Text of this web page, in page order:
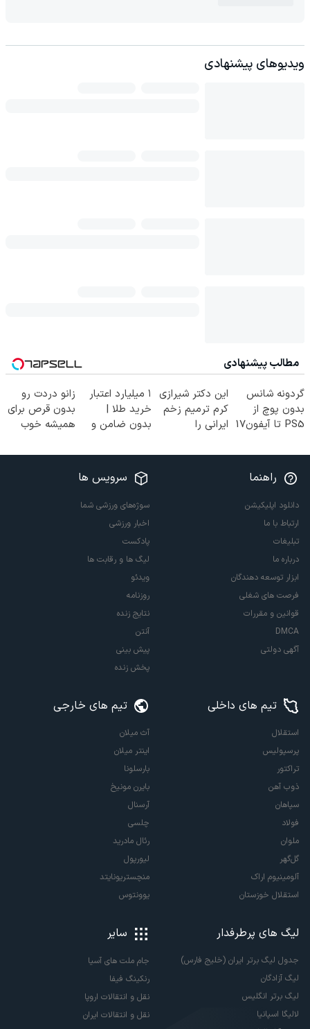
ویدیوهای پیشنهادی
مطالب پیشنهادی
گردونه شانس
بدون پوچ از
PS5 تا آیفون17
این دکتر شیرازی
کرم ترمیم زخم
ایرانی را
۱ میلیارد اعتبار
خرید طلا |
بدون ضامن و
زانو دردت رو
بدون قرص برای
همیشه خوب
پرسش‌نامه)
راهنما
دانلود اپلیکیشن
ارتباط با ما
تبلیغات
درباره ما
ابزار توسعه دهندگان
فرصت های شغلی
قوانین و مقررات
DMCA
آگهی دولتی
سرویس ها
سوژه‌های ورزشی شما
اخبار ورزشی
پادکست
لیگ ها و رقابت ها
ویدئو
روزنامه
نتایج زنده
آنتن
پیش بینی
پخش زنده
تیم های داخلی
استقلال
پرسپولیس
تراکتور
ذوب آهن
سپاهان
فولاد
ملوان
گل‌گهر
آلومینیوم اراک
استقلال خوزستان
تیم های خارجی
آث میلان
اینتر میلان
بارسلونا
بایرن مونیخ
آرسنال
چلسی
رئال مادرید
لیورپول
منچستریونایتد
یوونتوس
لیگ های پرطرفدار
جدول لیگ برتر ایران (خلیج فارس)
لیگ آزادگان
لیگ برتر انگلیس
لالیگا اسپانیا
سایر
جام ملت های آسیا
رنکینگ فیفا
نقل و انتقالات اروپا
نقل و انتقالات ایران